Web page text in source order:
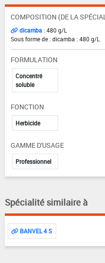
COMPOSITION (DE LA
dicamba : 480 g/L
Sous forme de : dicamba : 480 g/L
FORMULATION
Concentré
soluble
FONCTION
Herbicide
GAMME D'USAGE
Professionnel
Spécialité similaire à
BANVEL 4 S